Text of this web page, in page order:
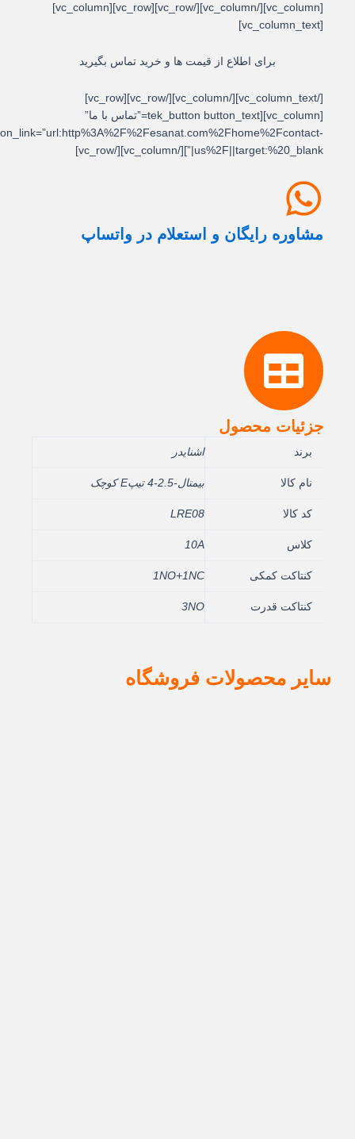
[vc_column][/vc_column][/vc_row][vc_row][vc_column]
برای اطلاع از قیمت ها و خرید تماس بگیرید
[/vc_column_text][/vc_column][/vc_row][vc_row]
[vc_column][tek_button button_text=”تماس با ما”
button_link=”url:http%3A%2F%2Fesanat.com%2Fhome%2Fcontact-
us%2F||target:%20_blank|”][/vc_column][/vc_row]
مشاوره رایگان و استعلام در واتساپ
جزئیات محصول
اشنایدر
نام کالا بيمتال-2.5-4 تيپE کوچک
کد کالا LRE08
کلاس 10A
کنتاکت کمکی 1NO+1NC
کنتاکت قدرت 3NO
سایر محصولات فروشگاه